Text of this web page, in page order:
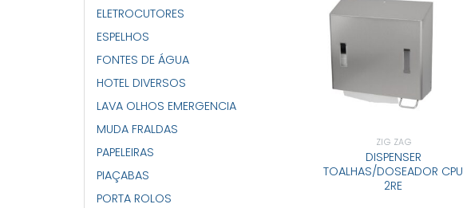
ELETROCUTORES
ESPELHOS
FONTES DE ÁGUA
HOTEL DIVERSOS
LAVA OLHOS EMERGENCIA
MUDA FRALDAS
PAPELEIRAS
PIAÇABAS
PORTA ROLOS
ZIG ZAG
DISPENSER
TOALHAS/DOSEADOR CPU
2RE